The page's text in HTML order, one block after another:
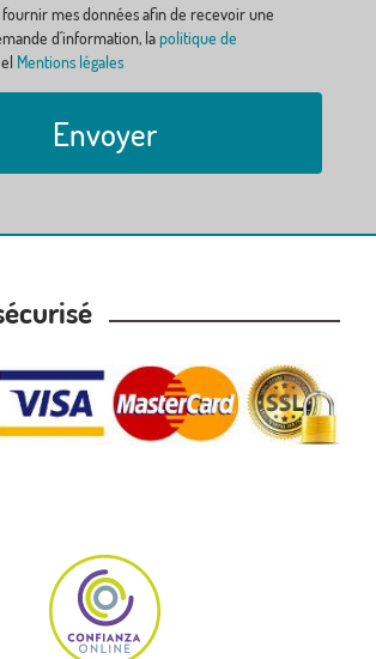
fournir mes données afin de recevoir une
d´information, lapolitique de
Mentions légales
Envoyer